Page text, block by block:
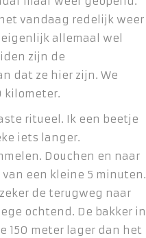
vandaag redelijk weer
allemaal wel
zijn de
dat ze hier zijn. We
kilometer.
ritueel. Ik een beetje
iets langer.
Douchen en naar
een kleine 5 minuten.
de terugweg naar
ochtend. De bakker in
150 meter lager dan het